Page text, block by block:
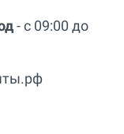
- с 09:00 до